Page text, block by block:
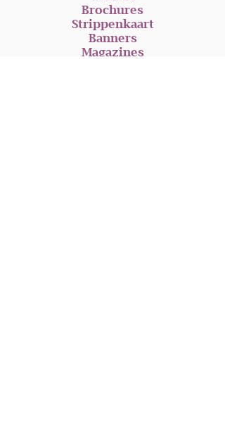
Brochures
Strippenkaart
Banners
Magazines